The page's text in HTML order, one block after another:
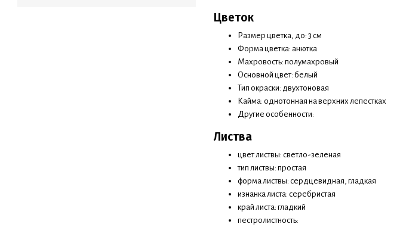
Цветок
Размер цветка, до: 3 см
Форма цветка: анютка
Махровость: полумахровый
Основной цвет: белый
Тип окраски: двухтоновая
Кайма: однотонная на верхних лепестках
Другие особенности:
Листва
цвет листвы: светло-зеленая
тип листвы: простая
форма листвы: сердцевидная, гладкая
изнанка листа: серебристая
край листа: гладкий
пестролистность: